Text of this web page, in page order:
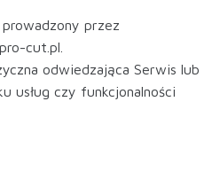
przez
cut.pl.
odwiedzająca Serwis lub
usług czy funkcjonalności